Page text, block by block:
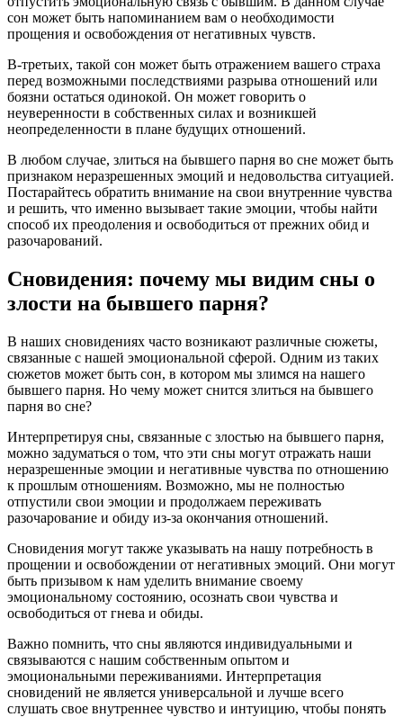
сон может быть напоминанием вам о необходимости
прощения и освобождения от негативных чувств.
В-третьих, такой сон может быть отражением вашего страха
перед возможными последствиями разрыва отношений или
боязни остаться одинокой. Он может говорить о
неуверенности в собственных силах и возникшей
неопределенности в плане будущих отношений.
В любом случае, злиться на бывшего парня во сне может быть
признаком неразрешенных эмоций и недовольства ситуацией.
Постарайтесь обратить внимание на свои внутренние чувства
и решить, что именно вызывает такие эмоции, чтобы найти
способ их преодоления и освободиться от прежних обид и
разочарований.
Сновидения: почему мы видим сны о
злости на бывшего парня?
В наших сновидениях часто возникают различные сюжеты,
связанные с нашей эмоциональной сферой. Одним из таких
сюжетов может быть сон, в котором мы злимся на нашего
бывшего парня. Но чему может снится злиться на бывшего
парня во сне?
Интерпретируя сны, связанные с злостью на бывшего парня,
можно задуматься о том, что эти сны могут отражать наши
неразрешенные эмоции и негативные чувства по отношению
к прошлым отношениям. Возможно, мы не полностью
отпустили свои эмоции и продолжаем переживать
разочарование и обиду из-за окончания отношений.
Сновидения могут также указывать на нашу потребность в
прощении и освобождении от негативных эмоций. Они могут
быть призывом к нам уделить внимание своему
эмоциональному состоянию, осознать свои чувства и
освободиться от гнева и обиды.
Важно помнить, что сны являются индивидуальными и
связываются с нашим собственным опытом и
эмоциональными переживаниями. Интерпретация
сновидений не является универсальной и лучше всего
слушать свое внутреннее чувство и интуицию, чтобы понять